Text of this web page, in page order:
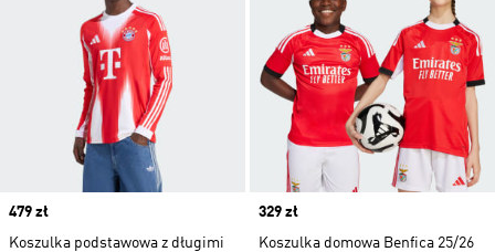
Price
479 zł
Koszulka podstawowa z długimi
Price
329 zł
Koszulka domowa Benfica 25/26